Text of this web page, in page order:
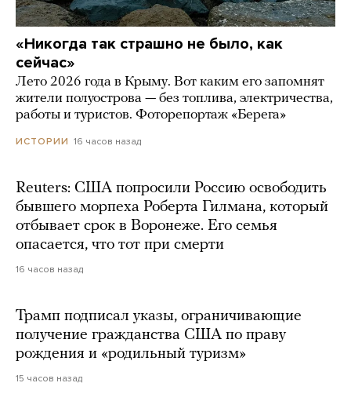
«Никогда так страшно не было, как
сейчас»
Лето 2026 года в Крыму. Вот каким его запомнят
жители полуострова — без топлива, электричества,
работы и туристов. Фоторепортаж «Берега»
ИСТОРИИ 16 часов назад
Reuters: США попросили Россию освободить
бывшего морпеха Роберта Гилмана, который
отбывает срок в Воронеже. Его семья
опасается, что тот при смерти
16 часов назад
Трамп подписал указы, ограничивающие
получение гражданства США по праву
рождения и «родильный туризм»
15 часов назад